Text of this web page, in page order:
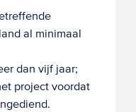
al minimaal
dan vijf jaar;
project voordat